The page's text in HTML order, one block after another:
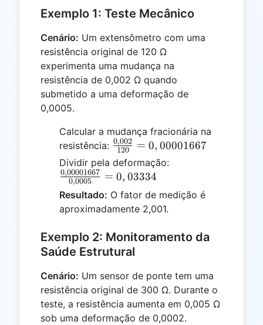
Exemplo 1: Teste Mecânico
Cenário: Um extensômetro com uma
resistência original de 120 Ω
experimenta uma mudança na
resistência de 0,002 Ω quando
submetido a uma deformação de
0,0005.
Calcular a mudança fracionária na
resistência: \frac{0,002}
{120} =
0,00001667
120
0,002 = 0, 00001667
Dividir pela deformação:
0,03334
0,0005
0,00001667 = 0, 03334
Resultado: O fator de medição é
aproximadamente 2,001.
Exemplo 2: Monitoramento da
Saúde Estrutural
Cenário: Um sensor de ponte tem uma
resistência original de 300 Ω. Durante o
teste, a resistência aumenta em 0,005 Ω
sob uma deformação de 0,0002.